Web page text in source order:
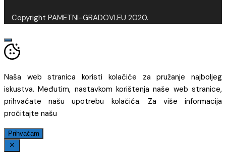
Copyright PAMETNI-GRADOVI.EU 2020.
Naša web stranica koristi kolačiće za pružanje najboljeg
iskustva. Međutim, nastavkom korištenja naše web stranice,
prihvaćate našu upotrebu kolačića. Za više informacija
pročitajte našu
Prihvaćam